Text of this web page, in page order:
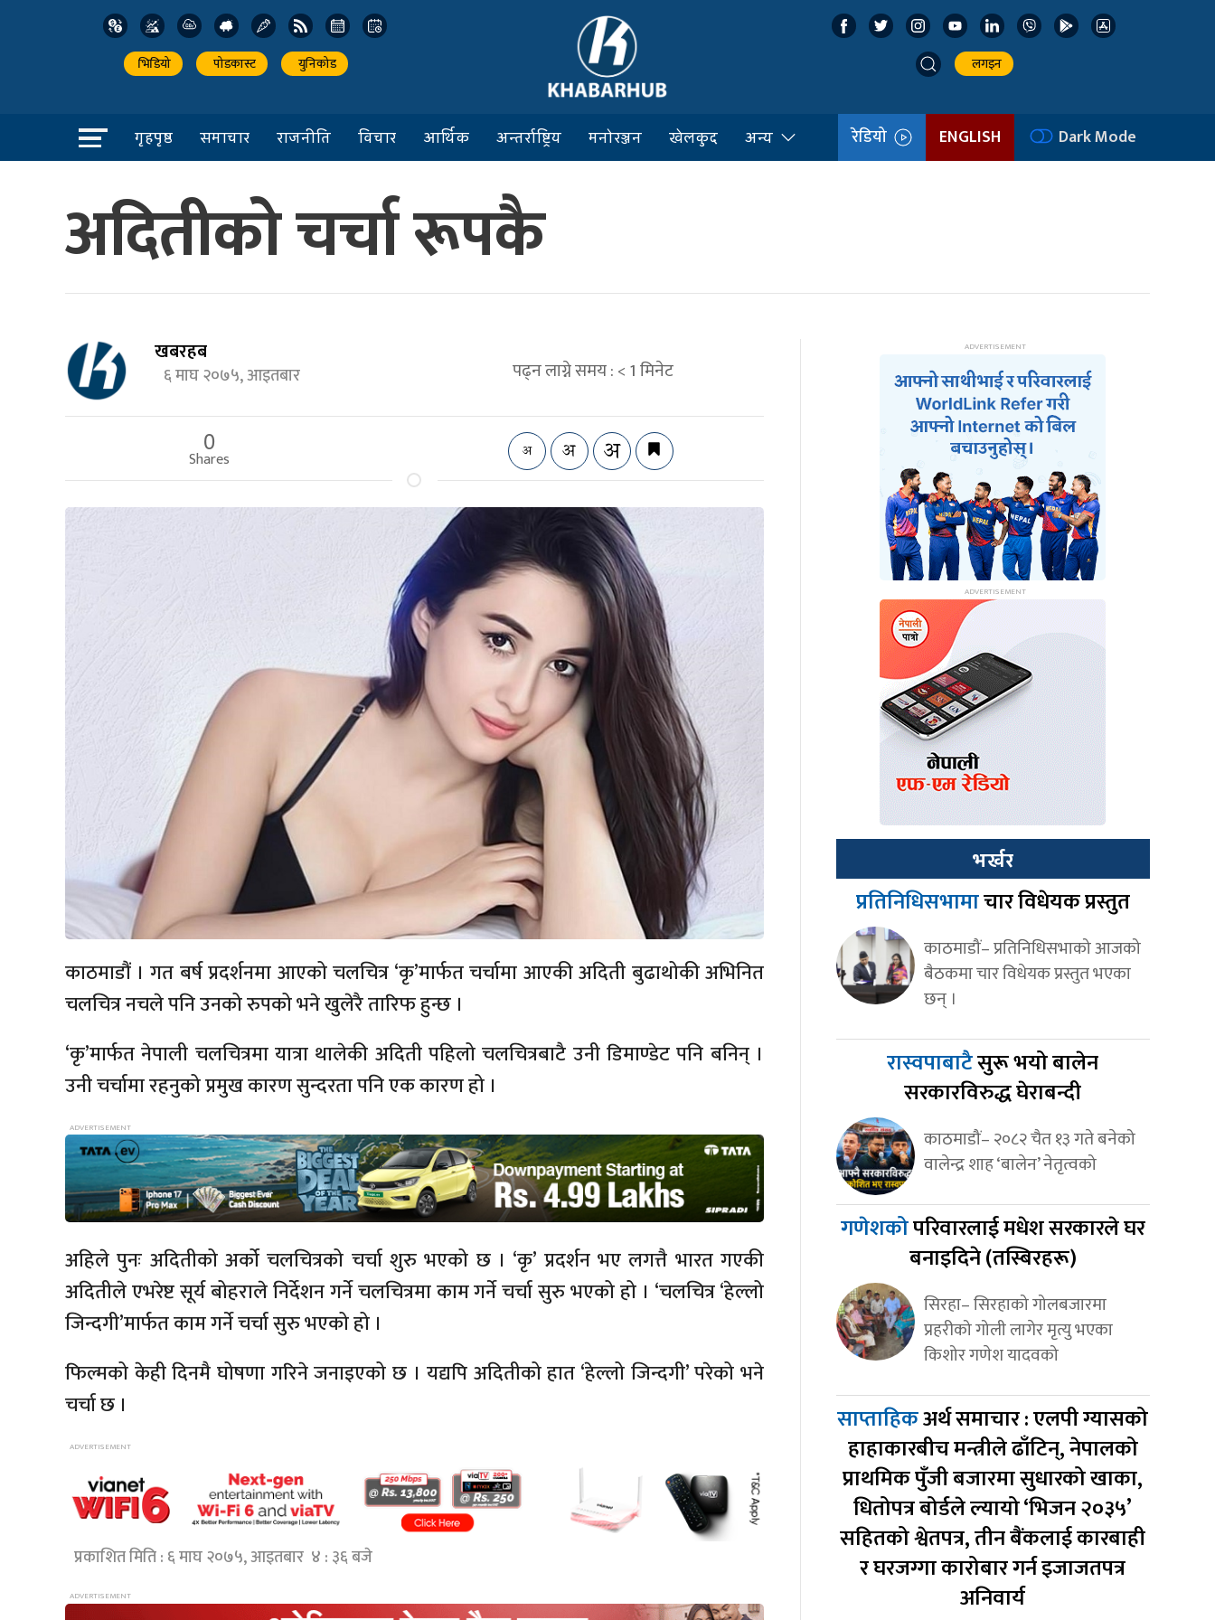
भिडियो पोडकास्ट युनिकोड लगइन
गृहपृष्ठ समाचार राजनीति विचार आर्थिक अन्तर्राष्ट्रिय मनोरञ्जन खेलकुद अन्य रेडियो ENGLISH Dark Mode
अदितीको चर्चा रूपकै
खबरहब
६ माघ २०७५, आइतबार पढ्न लाग्ने समय :< 1मिनेट
0
Shares
काठमाडौं । गत बर्ष प्रदर्शनमा आएको चलचित्र ‘कृ’मार्फत चर्चामा आएकी अदिती बुढाथोकी अभिनित
चलचित्र नचले पनि उनको रुपको भने खुलेरै तारिफ हुन्छ ।
‘कृ’मार्फत नेपाली चलचित्रमा यात्रा थालेकी अदिती पहिलो चलचित्रबाटै उनी डिमाण्डेट पनि बनिन् ।
उनी चर्चामा रहनुको प्रमुख कारण सुन्दरता पनि एक कारण हो ।
अहिले पुनः अदितीको अर्को चलचित्रको चर्चा शुरु भएको छ । ‘कृ’ प्रदर्शन भए लगत्तै भारत गएकी
अदितीले एभरेष्ट सूर्य बोहराले निर्देशन गर्ने चलचित्रमा काम गर्ने चर्चा सुरु भएको हो । ‘चलचित्र ‘हेल्लो
जिन्दगी’मार्फत काम गर्ने चर्चा सुरु भएको हो ।
फिल्मको केही दिनमै घोषणा गरिने जनाइएको छ । यद्यपि अदितीको हात ‘हेल्लो जिन्दगी’ परेको भने
चर्चा छ ।
प्रकाशित मिति : ६ माघ २०७५, आइतबार ४ : ३६ बजे
भर्खर
प्रतिनिधिसभामाचार विधेयक प्रस्तुत
काठमाडौं– प्रतिनिधिसभाको आजको
बैठकमा चार विधेयक प्रस्तुत भएका
छन् ।
रास्वपाबाटैसुरू भयो बालेन
सरकारविरुद्ध घेराबन्दी
काठमाडौं– २०८२ चैत १३ गते बनेको
वालेन्द्र शाह ‘बालेन’ नेतृत्वको
गणेशकोपरिवारलाई मधेश सरकारले घर
बनाइदिने (तस्बिरहरू)
सिरहा– सिरहाको गोलबजारमा
प्रहरीको गोली लागेर मृत्यु भएका
किशोर गणेश यादवको
साप्ताहिकअर्थ समाचार : एलपी ग्यासको
हाहाकारबीच मन्त्रीले ढाँटिन्, नेपालको
प्राथमिक पुँजी बजारमा सुधारको खाका,
धितोपत्र बोर्डले ल्यायो ‘भिजन २०३५’
सहितको श्वेतपत्र, तीन बैंकलाई कारबाही
र घरजग्गा कारोबार गर्न इजाजतपत्र
अनिवार्य